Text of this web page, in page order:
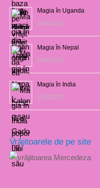
Magia în Uganda
28/02/2017
Magia în Nepal
26/02/2017
Magia în India
23/02/2017
Vrăjitoarele de pe site